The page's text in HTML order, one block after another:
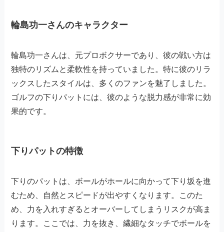
輪島功一さんのキャラクター
輪島功一さんは、元プロボクサーであり、彼の戦い方は
独特のリズムと柔軟性を持っていました。特に彼のリラ
ックスしたスタイルは、多くのファンを魅了しました。
ゴルフの下りパットには、彼のような脱力感が非常に効
果的です。
下りパットの特徴
下りのパットは、ボールがホールに向かって下り坂を進
むため、自然とスピードが出やすくなります。このた
め、力を入れすぎるとオーバーしてしまうリスクが高ま
ります。ここでは、力を抜き、繊細なタッチでボールを